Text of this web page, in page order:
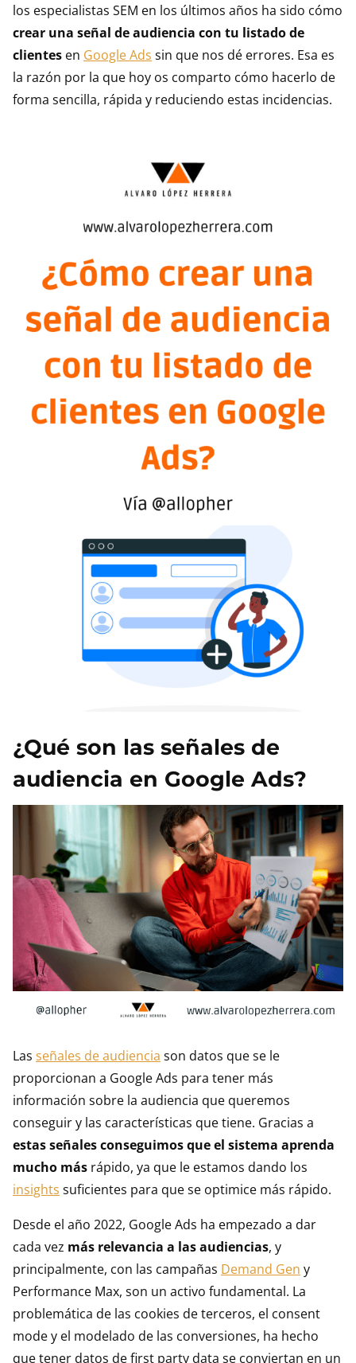
los especialistas SEM en los últimos años ha sido cómo
crear una señal de audiencia con tu listado de
clientes en Google Ads sin que nos dé errores. Esa es
la razón por la que hoy os comparto cómo hacerlo de
forma sencilla, rápida y reduciendo estas incidencias.
¿Qué son las señales de
audiencia en Google Ads?
Las señales de audiencia son datos que se le
proporcionan a Google Ads para tener más
información sobre la audiencia que queremos
conseguir y las características que tiene. Gracias a
estas señales conseguimos que el sistema aprenda
mucho más rápido, ya que le estamos dando los
insights suficientes para que se optimice más rápido.
Desde el año 2022, Google Ads ha empezado a dar
cada vez más relevancia a las audiencias, y
principalmente, con las campañas Demand Gen y
Performance Max, son un activo fundamental. La
problemática de las cookies de terceros, el consent
mode y el modelado de las conversiones, ha hecho
que tener datos de first party data se conviertan en un